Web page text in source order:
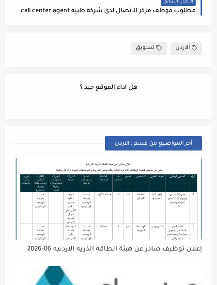
الاعلان السابق
مطلوب موظف مركز الاتصال لدى شركة طبيه call center agent
الاردن تسويق
هل اداء الموقع جيد ؟
أخر المواضيع من قسم : الاردن
إعلان توظيف صادر عن هيئة الطاقه الذريه الاردنيه 06-2026